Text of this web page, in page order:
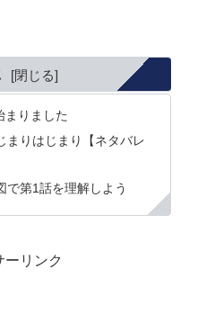
まりました
まりはじまり【ネタバレ
で第1話を理解しよう
ーリンク